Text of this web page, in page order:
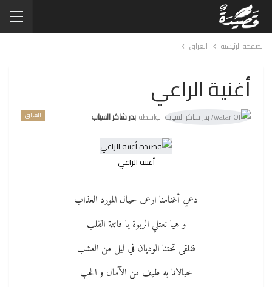
الصفحة الرئيسية العراق
أغنية الراعي
العراق بواسطة بدر شاكر السياب
أغنية الراعي
دعي أغنامنا ارعى حيال المورد العذاب
و هيا نعتلي الربوة يا فاتنة القلب
فنلقى تحتنا الوديان في ليل من العشب
خيالانا به طيف من الآمال و الحب